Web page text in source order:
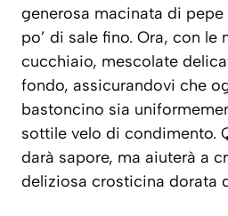
generosa macinata di pepe
po’ di sale fino. Ora, con le
cucchiaio, mescolate
fondo, assicurandovi che
bastoncino sia
sottile velo di condimento.
darà sapore, ma aiuterà a
deliziosa crosticina dorata